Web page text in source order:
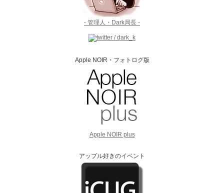
- 管理人・Dark局長 -
Apple NOIR・フォトログ版
Apple NOIR plus
アップル好きのイベント